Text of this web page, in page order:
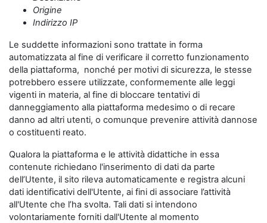
Origine
Indirizzo IP
Le suddette informazioni sono trattate in forma
automatizzata al fine di verificare il corretto funzionamento
della piattaforma, nonché per motivi di sicurezza, le stesse
potrebbero essere utilizzate, conformemente alle leggi
vigenti in materia, al fine di bloccare tentativi di
danneggiamento alla piattaforma medesimo o di recare
danno ad altri utenti, o comunque prevenire attività dannose
o costituenti reato.
Qualora la piattaforma e le attività didattiche in essa
contenute richiedano l'inserimento di dati da parte
dell’Utente, il sito rileva automaticamente e registra alcuni
dati identificativi dell'Utente, ai fini di associare l’attività
all'Utente che l’ha svolta. Tali dati si intendono
volontariamente forniti dall'Utente al momento